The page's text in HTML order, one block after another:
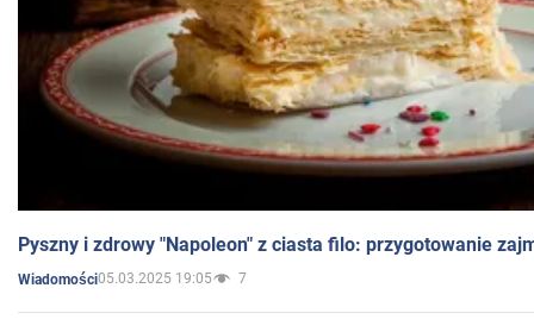
Pyszny i zdrowy "Napoleon" z ciasta filo: przygotowanie
Wiadomości05.03.2025 19:05 7